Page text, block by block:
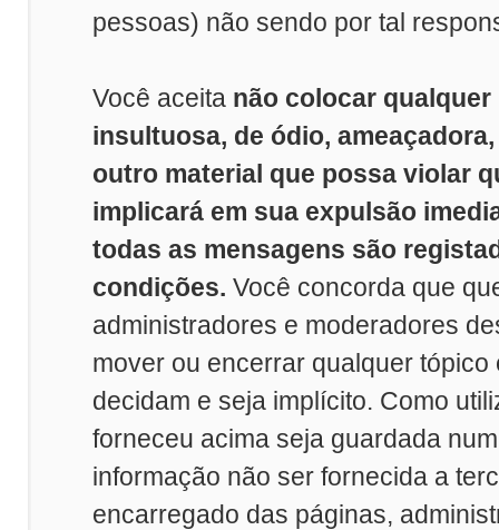
pessoas) não sendo por tal
Você aceita não colocar
insultuosa, de ódio,
outro material que possa violar
implicará em sua expulsão
todas as mensagens são
condições. Você concorda que
administradores e moderadores
mover ou encerrar qualquer
decidam e seja implícito. Como
forneceu acima seja guardada
informação não ser fornecida a
encarregado das páginas,